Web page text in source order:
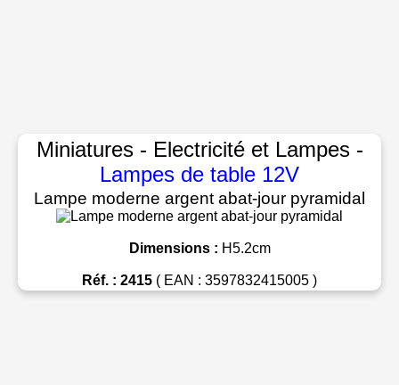
Miniatures - Electricité et Lampes -
Lampes de table 12V
Lampe moderne argent abat-jour pyramidal
Dimensions : H5.2cm
Réf. : 2415 ( EAN : 3597832415005 )